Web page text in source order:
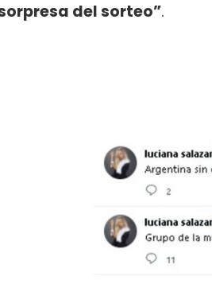
del sorteo”.